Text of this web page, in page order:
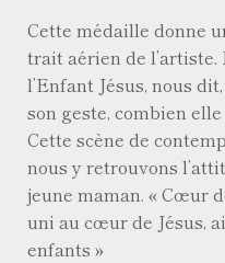
Cette médaille donne
trait aérien de l’artiste.
l’Enfant Jésus, nous
son geste, combien
Cette scène de
nous y retrouvons
jeune maman. « Cœur
uni au cœur de Jésus,
enfants »